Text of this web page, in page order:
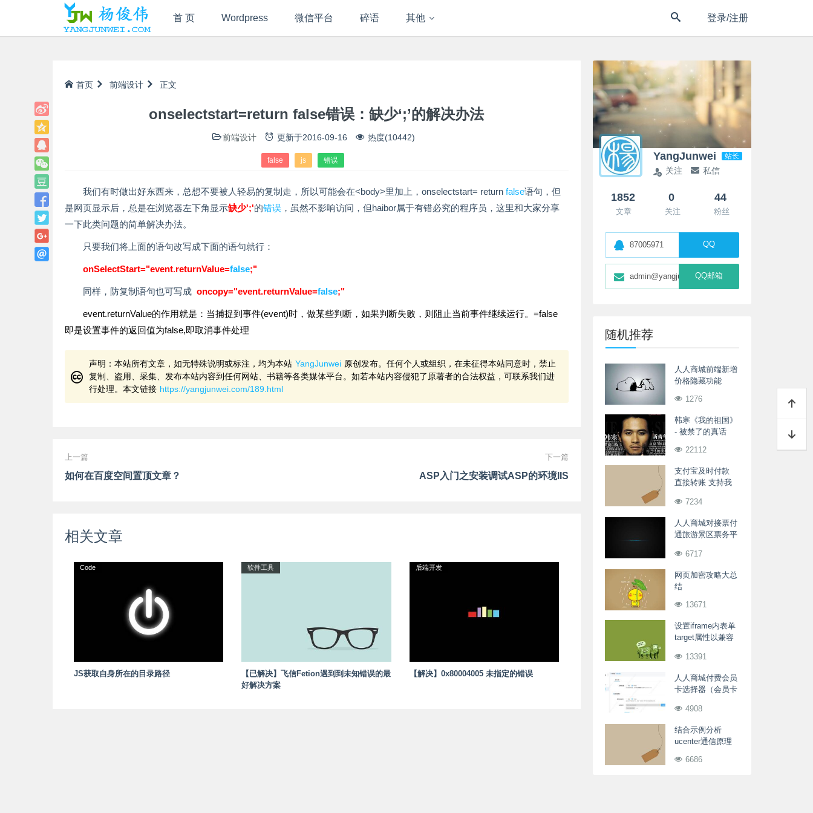
首 页 Wordpress 微信平台 碎语 其他 登录/注册
首页 前端设计 正文
onselectstart=return false错误：缺少‘;’的解决办法
前端设计 更新于2016-09-16 热度(10442)
false js 错误
我们有时做出好东西来，总想不要被人轻易的复制走，所以可能会在<body>里加上，onselectstart= return false语句，但
是网页显示后，总是在浏览器左下角显示缺少';'的错误 ，虽然不影响访问，但haibor属于有错必究的程序员，这里和大家分享
一下此类问题的简单解决办法。
只要我们将上面的语句改写成下面的语句就行：
onSelectStart="event.returnValue=false;"
同样，防复制语句也可写成 oncopy="event.returnValue=false;"
event.returnValue的作用就是：当捕捉到事件(event)时，做某些判断，如果判断失败，则阻止当前事件继续运行。=false
即是设置事件的返回值为false,即取消事件处理
声明：本站所有文章，如无特殊说明或标注，均为本站 YangJunwei 原创发布。任何个人或组织，在未征得本站同意时，禁止
复制、盗用、采集、发布本站内容到任何网站、书籍等各类媒体平台。如若本站内容侵犯了原著者的合法权益，可联系我们进
行处理。本文链接 https://yangjunwei.com/189.html
上一篇
如何在百度空间置顶文章？
下一篇
ASP入门之安装调试ASP的环境IIS
相关文章
Code
JS获取自身所在的目录路径
软件工具
【已解决】飞信Fetion遇到到未知错误的最
好解决方案
后端开发
【解决】0x80004005 未指定的错误
YangJunwei 站长
关注 私信
1852
文章
0
关注
44
粉丝
87005971 QQ
admin@yangjunwei.com
QQ邮箱
随机推荐
人人商城前端新增
价格隐藏功能
1276
韩寒《我的祖国》
- 被禁了的真话
22112
支付宝及时付款
直接转账 支持我
7234
人人商城对接票付
通旅游景区票务平
6717
网页加密攻略大总
结
13671
设置iframe内表单
target属性以兼容
13391
人人商城付费会员
卡选择器（会员卡
4908
结合示例分析
ucenter通信原理
6686